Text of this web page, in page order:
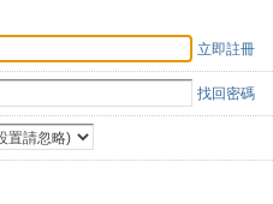
立即註冊
找回密碼